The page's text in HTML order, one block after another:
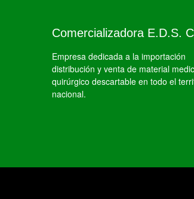
Comercializadora E.D.S.
Empresa dedicada a la importación
distribución y venta de material
quirúrgico descartable en todo el
nacional.